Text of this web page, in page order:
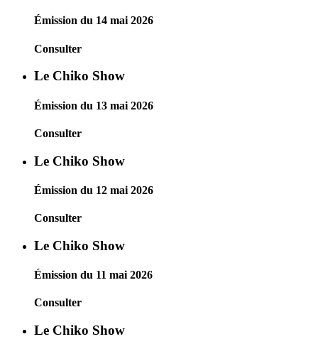
Émission du 14 mai 2026
Consulter
Le Chiko Show
Émission du 13 mai 2026
Consulter
Le Chiko Show
Émission du 12 mai 2026
Consulter
Le Chiko Show
Émission du 11 mai 2026
Consulter
Le Chiko Show